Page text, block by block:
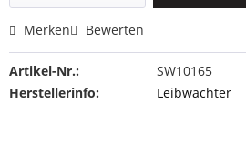
Merken Bewerten
Artikel-Nr.:
SW10165
Herstellerinfo:
Leibwächter